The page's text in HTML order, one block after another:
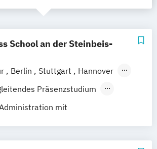
School an der Steinbeis-
Berlin Stuttgart
Hannover
Dortmund 100 % digital
Präsenzstudium
mit